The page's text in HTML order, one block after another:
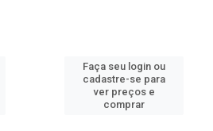
Faça seu login ou
cadastre-se para
ver preços e
comprar